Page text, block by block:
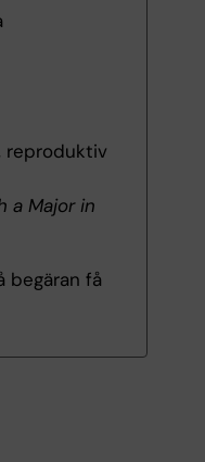
reproduktiv
a Major in
begäran få